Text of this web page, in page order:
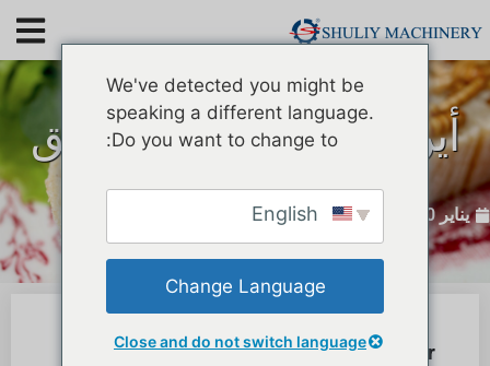
أين يقع سوق دود الدقيق
للبيع؟
يناير 10, 2023
Tenebrio Molitor هي الحشرة الأكثر مثالية
We've detected you might be
speaking a different language.
Do you want to change to:
Change Language
Close and do not switch language